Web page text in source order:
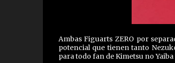
Ambas Figuarts ZERO por
potencial que tienen tanto
para todo fan de Kimetsu no